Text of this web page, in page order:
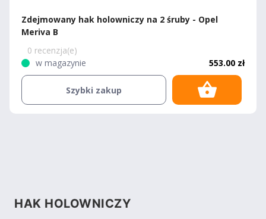
Zdejmowany hak holowniczy na 2 śruby - Opel
Meriva B
0 recenzja(e)
w magazynie
553.00 zł
Szybki zakup
HAK HOLOWNICZY